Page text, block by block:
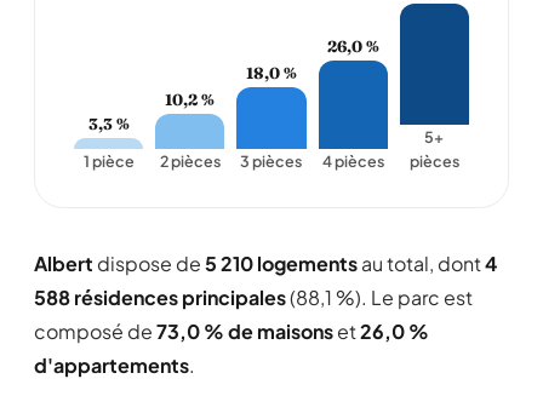
3,3 %
1 pièce
10,2 %
2 pièces
18,0 %
3 pièces
26,0 %
4 pièces
5+
pièces
Albert dispose de5 210 logementsau total, dont4
588 résidences principales(88,1 %). Le parc est
composé de73,0 % de maisonset26,0 %
d'appartements.